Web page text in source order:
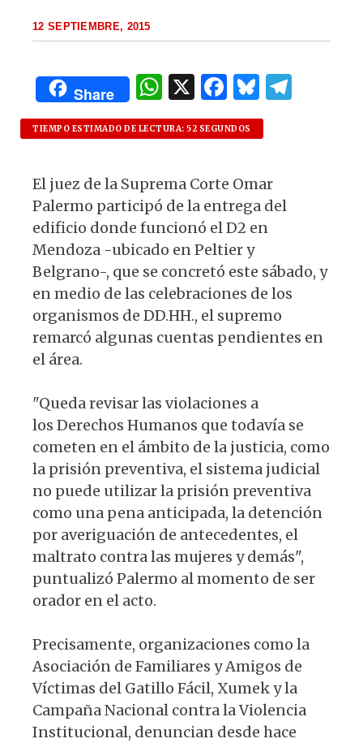
12 SEPTIEMBRE, 2015
Share
W
h
at
A
p
p
X F
a
c
b
o
o
k
B
lu
es
y
TIEMPO ESTIMADO DE LECTURA: 52 SEGUNDOS
El juez de la Suprema Corte Omar
Palermo participó de la entrega del
edificio donde funcionó el D2 en
Mendoza -ubicado en Peltier y
Belgrano-, que se concretó este sábado, y
en medio de las celebraciones de los
organismos de DD.HH., el supremo
remarcó algunas cuentas pendientes en
el área.
"Queda revisar las violaciones a
los Derechos Humanos que todavía se
cometen en el ámbito de la justicia, como
la prisión preventiva, el sistema judicial
no puede utilizar la prisión preventiva
como una pena anticipada, la detención
por averiguación de antecedentes, el
maltrato contra las mujeres y demás",
puntualizó Palermo al momento de ser
orador en el acto.
Precisamente, organizaciones como la
Asociación de Familiares y Amigos de
Víctimas del Gatillo Fácil, Xumek y la
Campaña Nacional contra la Violencia
Institucional, denuncian desde hace